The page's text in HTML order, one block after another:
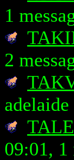
1
2
09:01, 1